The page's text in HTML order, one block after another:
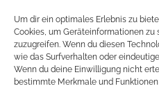
Um dir ein optimales Erlebnis zu
Cookies, um Geräteinformationen
zuzugreifen. Wenn du diesen
wie das Surfverhalten oder
Wenn du deine Einwilligung nicht
bestimmte Merkmale und